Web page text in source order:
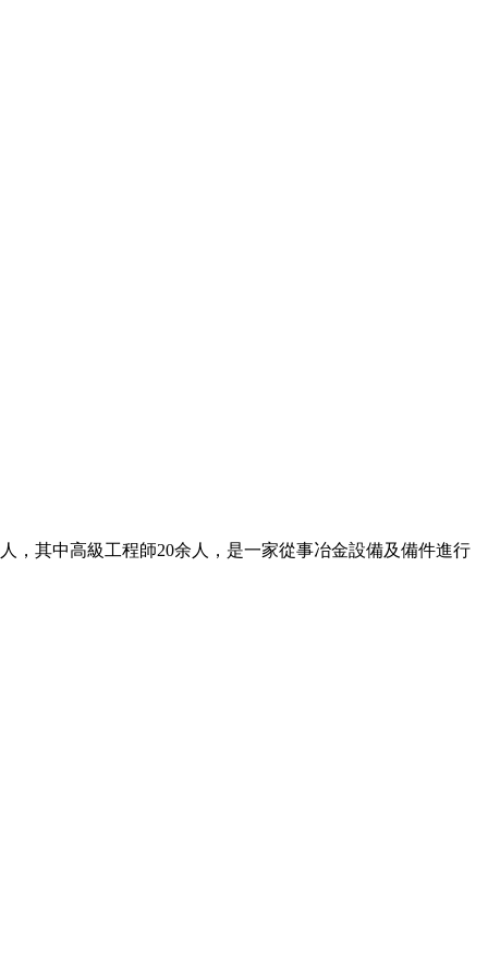
，其中高級工程師20余人，是一家從事冶金設備及備件進行